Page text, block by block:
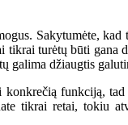
Sakytumėte,
turėtų būti
galima džiaugtis
funkciją,
tikrai retai, tokiu